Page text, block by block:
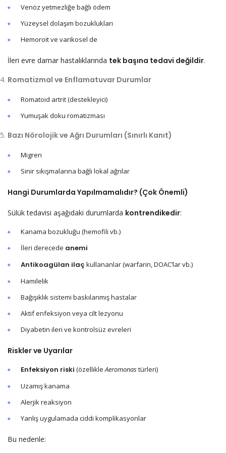
Venöz yetmezliğe bağlı ödem
Yüzeysel dolaşım bozuklukları
Hemoroit ve varikosel de
İleri evre damar hastalıklarında tek başına tedavi değildir.
Romatizmal ve Enflamatuvar Durumlar
Romatoid artrit (destekleyici)
Yumuşak doku romatizması
Bazı Nörolojik ve Ağrı Durumları (Sınırlı Kanıt)
Migren
Sinir sıkışmalarına bağlı lokal ağrılar
Hangi Durumlarda Yapılmamalıdır? (Çok Önemli)
Sülük tedavisi aşağıdaki durumlarda kontrendikedir:
Kanama bozukluğu (hemofili vb.)
İleri derecede anemi
Antikoagülan ilaç kullananlar (warfarin, DOAC’lar vb.)
Hamilelik
Bağışıklık sistemi baskılanmış hastalar
Aktif enfeksiyon veya cilt lezyonu
Diyabetin ileri ve kontrolsüz evreleri
Riskler ve Uyarılar
Enfeksiyon riski (özellikleAeromonastürleri)
Uzamış kanama
Alerjik reaksiyon
Yanlış uygulamada ciddi komplikasyonlar
Bu nedenle: